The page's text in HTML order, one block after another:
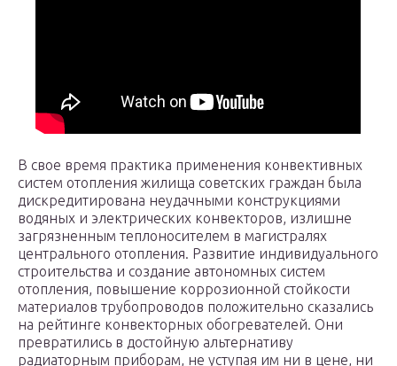
В свое время практика применения конвективных
систем отопления жилища советских граждан была
дискредитирована неудачными конструкциями
водяных и электрических конвекторов, излишне
загрязненным теплоносителем в магистралях
центрального отопления. Развитие индивидуального
строительства и создание автономных систем
отопления, повышение коррозионной стойкости
материалов трубопроводов положительно сказались
на рейтинге конвекторных обогревателей. Они
превратились в достойную альтернативу
радиаторным приборам, не уступая им ни в цене, ни